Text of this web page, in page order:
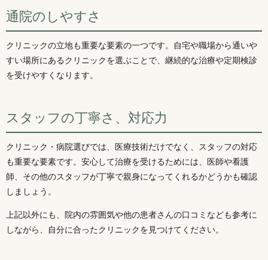
通院のしやすさ
クリニックの立地も重要な要素の一つです。自宅や職場から通いや
すい場所にあるクリニックを選ぶことで、継続的な治療や定期検診
を受けやすくなります。
スタッフの丁寧さ、対応力
クリニック・病院選びでは、医療技術だけでなく、スタッフの対応
も重要な要素です。安心して治療を受けるためには、医師や看護
師、その他のスタッフが丁寧で親身になってくれるかどうかも確認
しましょう。
上記以外にも、院内の雰囲気や他の患者さんの口コミなども参考に
しながら、自分に合ったクリニックを見つけてください。